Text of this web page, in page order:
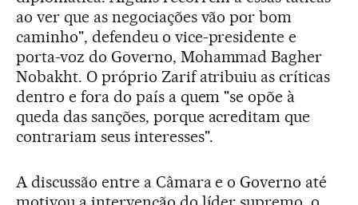
ao ver que as negociações vão por bom
caminho", defendeu o vice-presidente e
porta-voz do Governo, Mohammad Bagher
Nobakht. O próprio Zarif atribuiu as críticas
dentro e fora do país a quem "se opõe à
queda das sanções, porque acreditam que
contrariam seus interesses".
A discussão entre a Câmara e o Governo até